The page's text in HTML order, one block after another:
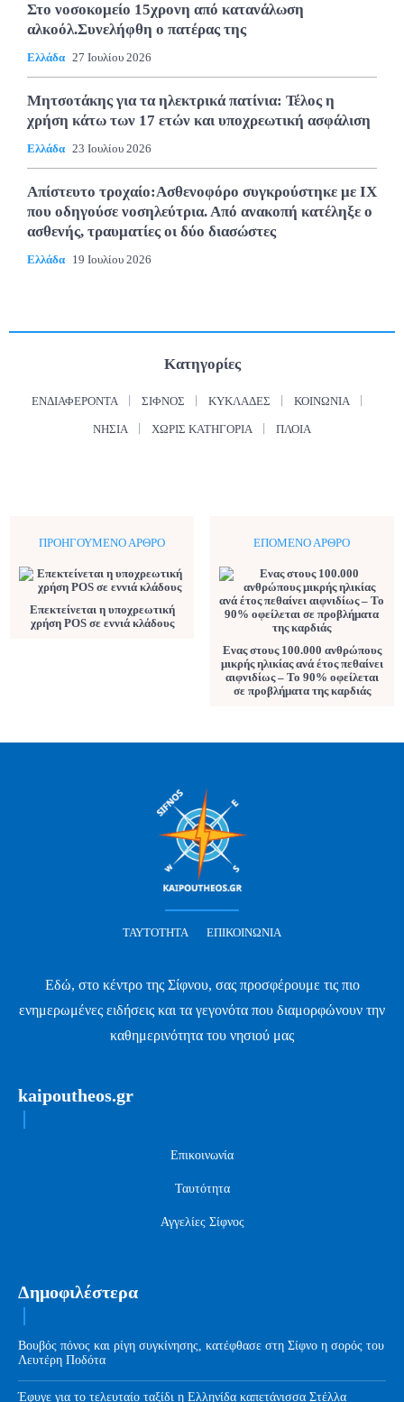
Στο νοσοκομείο 15χρονη από κατανάλωση
αλκοόλ.Συνελήφθη ο πατέρας της
Ελλάδα 27 Ιουλίου 2026
Μητσοτάκης για τα ηλεκτρικά πατίνια: Τέλος η
χρήση κάτω των 17 ετών και υποχρεωτική ασφάλιση
Ελλάδα 23 Ιουλίου 2026
Απίστευτο τροχαίο:Ασθενοφόρο συγκρούστηκε με ΙΧ
που οδηγούσε νοσηλεύτρια. Από ανακοπή κατέληξε ο
ασθενής, τραυματίες οι δύο διασώστες
Ελλάδα 19 Ιουλίου 2026
Κατηγορίες
ΕΝΔΙΑΦΈΡΟΝΤΑ ΣΊΦΝΟΣ ΚΥΚΛΆΔΕΣ ΚΟΙΝΩΝΊΑ
ΝΗΣΙΆ ΧΩΡΊΣ ΚΑΤΗΓΟΡΊΑ ΠΛΟΊΑ
ΠΡΟΗΓΟΎΜΕΝΟ ΆΡΘΡΟ
Επεκτείνεται η υποχρεωτική
χρήση POS σε εννιά κλάδους
ΕΠΌΜΕΝΟ ΆΡΘΡΟ
Ενας στους 100.000 ανθρώπους
μικρής ηλικίας ανά έτος πεθαίνει
αιφνιδίως – Το 90% οφείλεται
σε προβλήματα της καρδιάς
ΤΑΥΤΌΤΗΤΑ ΕΠΙΚΟΙΝΩΝΊΑ
Εδώ, στο κέντρο της Σίφνου, σας προσφέρουμε τις πιο
ενημερωμένες ειδήσεις και τα γεγονότα που διαμορφώνουν την
καθημερινότητα του νησιού μας
kaipoutheos.gr
Επικοινωνία
Ταυτότητα
Αγγελίες Σίφνος
Δημοφιλέστερα
Βουβός πόνος και ρίγη συγκίνησης, κατέφθασε στη Σίφνο η σορός του
Λευτέρη Ποδότα
Έφυγε για το τελευταίο ταξίδι η Ελληνίδα καπετάνισσα Στέλλα